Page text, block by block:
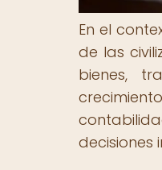
En el
de las
bienes,